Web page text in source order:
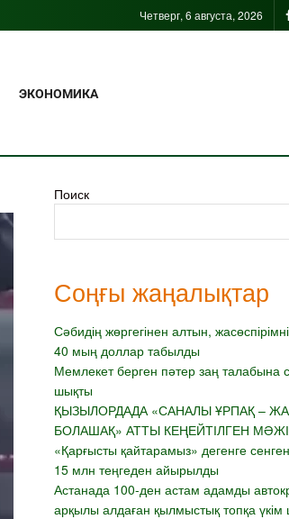
Четверг, 6 августа, 2026
ЭКОНОМИКА
Поиск
Соңғы жаңалықтар
Сәбидің жөргегінен алтын,
40 мың доллар табылды
Мемлекет берген пәтер заң талабына
шықты
ҚЫЗЫЛОРДАДА «САНАЛЫ ҰРПАҚ –
БОЛАШАҚ» АТТЫ КЕҢЕЙТІЛГЕН
«Қарғысты қайтарамыз» дегенге
15 млн теңгеден айырылды
Астанада 100-ден астам адамды
арқылы алдаған қылмыстық топқа